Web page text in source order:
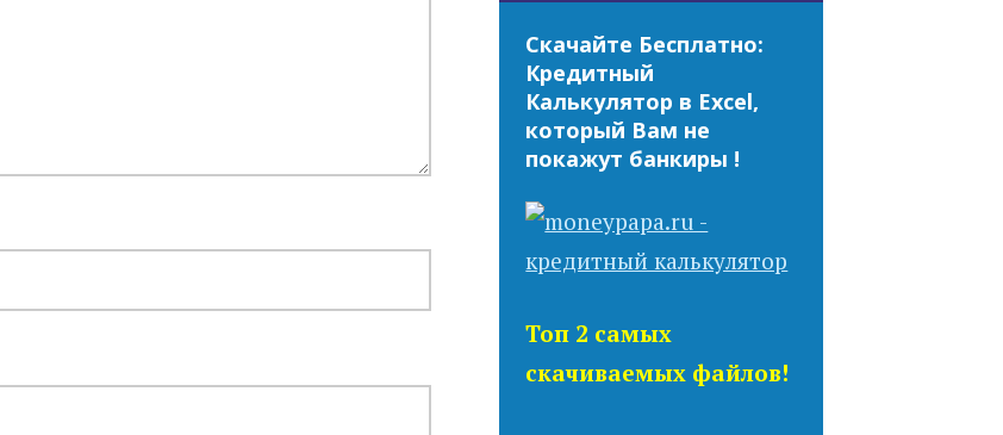
Скачайте Бесплатно:
Кредитный
Калькулятор в Excel,
который Вам не
покажут банкиры !
Топ 2 самых
скачиваемых файлов!